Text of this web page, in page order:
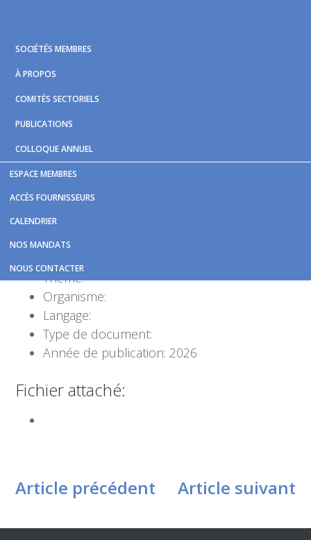
primary
navigation
main
content
footer
ESPACE MEMBRES
ACCÈS FOURNISSEURS
CALENDRIER
NOS MANDATS
NOUS CONTACTER
SOCIÉTÉS MEMBRES
À PROPOS
COMITÉS SECTORIELS
PUBLICATIONS
COLLOQUE ANNUEL
Vous êtes ici :Accueil
Thème:
Organisme:
Langage:
Type de document:
Année de publication: 2026
Fichier attaché:
Article précédent Article suivant